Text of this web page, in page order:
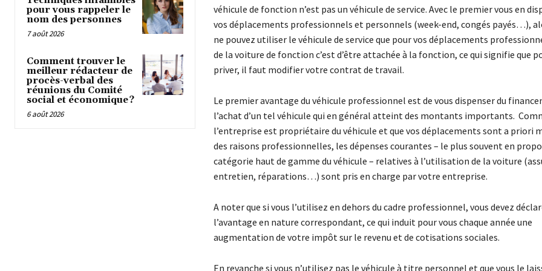
pour vous rappeler le
nom des personnes
7 août 2026
Comment trouver le
meilleur rédacteur de
procès-verbal des
réunions du Comité
social et économique ?
6 août 2026
véhicule de fonction n’est pas un véhicule de service. Avec le premier vous en
vos déplacements professionnels et personnels (week-end, congés payés…),
ne pouvez utiliser le véhicule de service que pour vos déplacements
de la voiture de fonction c’est d’être attachée à la fonction, ce qui signifie que
priver, il faut modifier votre contrat de travail.
Le premier avantage du véhicule professionnel est de vous dispenser du
l’achat d’un tel véhicule qui en général atteint des montants importants.
l’entreprise est propriétaire du véhicule et que vos déplacements sont a priori
des raisons professionnelles, les dépenses courantes – le plus souvent en
catégorie haut de gamme du véhicule – relatives à l’utilisation de la voiture
entretien, réparations…) sont pris en charge par votre entreprise.
A noter que si vous l’utilisez en dehors du cadre professionnel, vous devez
l’avantage en nature correspondant, ce qui induit pour vous chaque année une
augmentation de votre impôt sur le revenu et de cotisations sociales.
En revanche si vous n’utilisez pas le véhicule à titre personnel et que vous le